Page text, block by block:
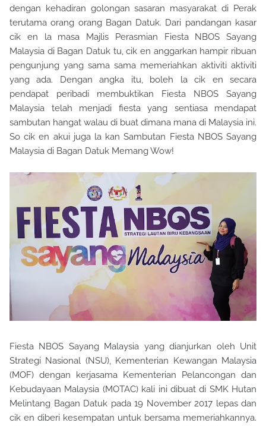
dengan kehadiran golongan sasaran masyarakat di Perak
terutama orang orang Bagan Datuk. Dari pandangan kasar
cik en la masa Majlis Perasmian Fiesta NBOS Sayang
Malaysia di Bagan Datuk tu, cik en anggarkan hampir ribuan
pengunjung yang sama sama memeriahkan aktiviti aktiviti
yang ada. Dengan angka itu, boleh la cik en secara
pendapat peribadi membuktikan Fiesta NBOS Sayang
Malaysia telah menjadi fiesta yang sentiasa mendapat
sambutan hangat walau di buat dimana mana di Malaysia ini.
So cik en akui juga la kan Sambutan Fiesta NBOS Sayang
Malaysia di Bagan Datuk Memang Wow!
Fiesta NBOS Sayang Malaysia yang dianjurkan oleh Unit
Strategi Nasional (NSU), Kementerian Kewangan Malaysia
(MOF) dengan kerjasama Kementerian Pelancongan dan
Kebudayaan Malaysia (MOTAC) kali ini dibuat di SMK Hutan
Melintang Bagan Datuk pada 19 November 2017 lepas dan
cik en diberi kesempatan untuk bersama memeriahkannya.